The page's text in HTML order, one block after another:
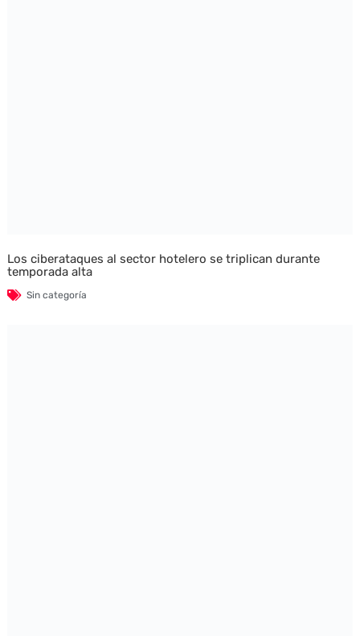
Los ciberataques al sector hotelero se triplican durante
temporada alta
Sin categoría